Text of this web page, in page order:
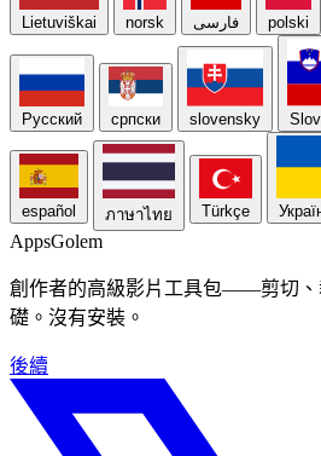
Lietuviškai norsk فارسی polski
Русский српски slovensky
español ภาษาไทย Türkçe
AppsGolem
創作者的高級影片工具包——剪切、
礎。沒有安裝。
後續